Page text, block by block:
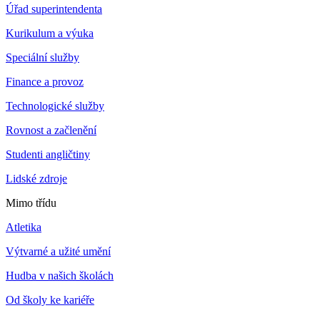
Úřad superintendenta
Kurikulum a výuka
Speciální služby
Finance a provoz
Technologické služby
Rovnost a začlenění
Studenti angličtiny
Lidské zdroje
Mimo třídu
Atletika
Výtvarné a užité umění
Hudba v našich školách
Od školy ke kariéře